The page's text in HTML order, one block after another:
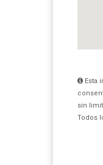
Esta
sin
Todos